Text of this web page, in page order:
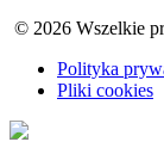
© 2026 Wszelkie
Polityka
Pliki cookies